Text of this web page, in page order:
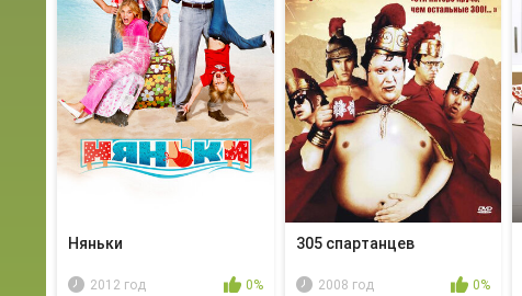
Няньки
2012 год 0%
305 спартанцев
2008 год 0%